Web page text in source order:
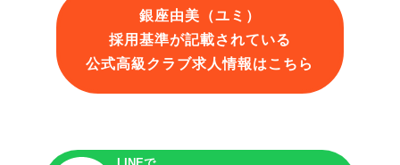
銀座由美（ユミ）
採用基準が記載されている
公式高級クラブ求人情報はこちら